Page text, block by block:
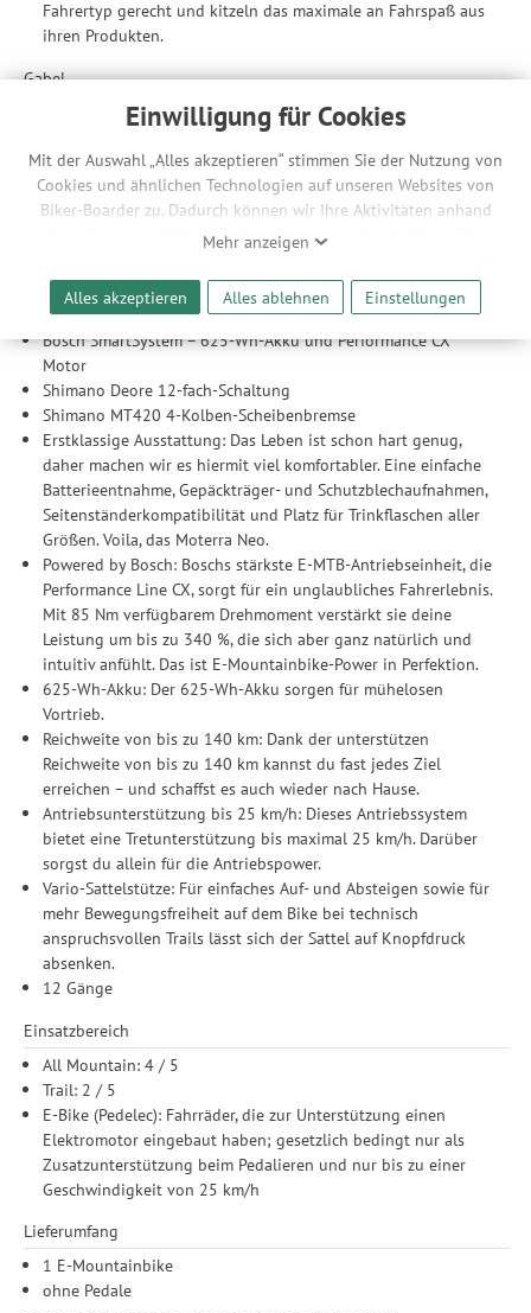
Einwilligung für Cookies
Mit der Auswahl „Alles akzeptieren“ stimmen Sie der Nutzung von
Cookies und ähnlichen Technologien auf unseren Websites von
Biker-Boarder zu. Dadurch können wir Ihre Aktivitäten anhand
Ihrer Geräte- und Browsereinstellungen nachvollziehen. Dies
Werbeanzeigen für Sie bereitzustellen sowie Funktionalitäten
unserer Website sicherzustellen und stetig zu verbessern. Dabei
werden Ihre Daten auch an Drittanbieter und Werbepartner
weitergegeben. Die Verarbeitung erfolgt ausschließlich zum
Zwecke der Einbindung von Streaming-Inhalten und der
Durchführung von statistischer Analyse, Reichweitenmessungen,
Produktempfehlungen und nutzungsbasierter Werbung.
Informationen zu den einzelnen Funktionen, den Drittanbietern
und der Speicherdauer finden Sie unter Einstellungen. Diese
Einwilligung ist freiwillig, für die Nutzung unserer Website nicht
erforderlich und gilt, bis sie widerrufen wird. Sie können Ihre
Einwilligung unter Einstellungen lediglich für bestimmte
Drittanbieter erteilen und jederzeit für die Zukunft widerrufen.
Mehr anzeigen
Alles akzeptieren Alles ablehnen Einstellungen
Fahrertyp gerecht und kitzeln das maximale an Fahrspaß aus
ihren Produkten.
Gabel
RockShox Yari RC 150-mm-Federgabel
15 x 110 mm Boost Steckachse
Hinterbau
RockShox Deluxe Select Dämpfer
Anbauteile
Bosch SmartSystem – 625-Wh-Akku und Performance CX
Motor
Shimano Deore 12-fach-Schaltung
Shimano MT420 4-Kolben-Scheibenbremse
Erstklassige Ausstattung: Das Leben ist schon hart genug,
daher machen wir es hiermit viel komfortabler. Eine einfache
Batterieentnahme, Gepäckträger- und Schutzblechaufnahmen,
Seitenständerkompatibilität und Platz für Trinkflaschen aller
Größen. Voila, das Moterra Neo.
Powered by Bosch: Boschs stärkste E-MTB-Antriebseinheit, die
Performance Line CX, sorgt für ein unglaubliches Fahrerlebnis.
Mit 85 Nm verfügbarem Drehmoment verstärkt sie deine
Leistung um bis zu 340 %, die sich aber ganz natürlich und
intuitiv anfühlt. Das ist E-Mountainbike-Power in Perfektion.
625-Wh-Akku: Der 625-Wh-Akku sorgen für mühelosen
Vortrieb.
Reichweite von bis zu 140 km: Dank der unterstützen
Reichweite von bis zu 140 km kannst du fast jedes Ziel
erreichen – und schaffst es auch wieder nach Hause.
Antriebsunterstützung bis 25 km/h: Dieses Antriebssystem
bietet eine Tretunterstützung bis maximal 25 km/h. Darüber
sorgst du allein für die Antriebspower.
Vario-Sattelstütze: Für einfaches Auf- und Absteigen sowie für
mehr Bewegungsfreiheit auf dem Bike bei technisch
anspruchsvollen Trails lässt sich der Sattel auf Knopfdruck
absenken.
12 Gänge
Einsatzbereich
All Mountain: 4 / 5
Trail: 2 / 5
E-Bike (Pedelec): Fahrräder, die zur Unterstützung einen
Elektromotor eingebaut haben; gesetzlich bedingt nur als
Zusatzunterstützung beim Pedalieren und nur bis zu einer
Geschwindigkeit von 25 km/h
Lieferumfang
1 E-Mountainbike
ohne Pedale